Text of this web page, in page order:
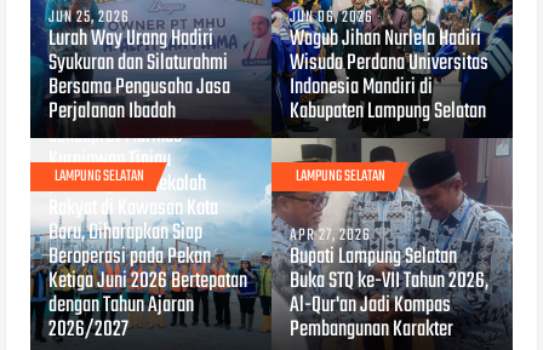
JUN 25, 2026
Lurah Way Urang Hadiri
Syukuran dan Silaturahmi
Bersama Pengusaha Jasa
Perjalanan Ibadah
JUN 06, 2026
Wagub Jihan Nurlela Hadiri
Wisuda Perdana Universitas
Indonesia Mandiri di
Kabupaten Lampung Selatan
LAMPUNG SELATAN
APR 29, 2026
Sekdaprov Marindo
Kurniawan Tinjau
pembangunan Sekolah
Rakyat di Kawasan Kota
Baru, Diharapkan Siap
Beroperasi pada Pekan
Ketiga Juni 2026 Bertepatan
dengan Tahun Ajaran
2026/2027
LAMPUNG SELATAN
APR 27, 2026
Bupati Lampung Selatan
Buka STQ ke-VII Tahun 2026,
Al-Qur'an Jadi Kompas
Pembangunan Karakter